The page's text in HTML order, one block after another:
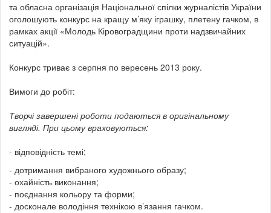
та обласна організація Національної спілки журналістів України
оголошують конкурс на кращу м’яку іграшку, плетену гачком, в
рамках акції «Молодь Кіровоградщини проти надзвичайних
ситуацій».
Конкурс триває з серпня по вересень 2013 року.
Вимоги до робіт:
Творчі завершені роботи подаються в оригінальному
вигляді. При цьому враховуються:
- відповідність темі;
- дотримання вибраного художнього образу;
- охайність виконання;
- поєднання кольору та форми;
- досконале володіння технікою в’язання гачком.